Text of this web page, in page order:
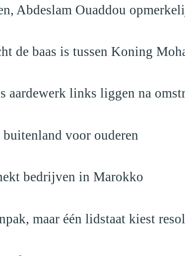
Abdeslam Ouaddou
de baas is tussen Koning
aardewerk links liggen na
voor ouderen
bedrijven in Marokko
maar één lidstaat kiest